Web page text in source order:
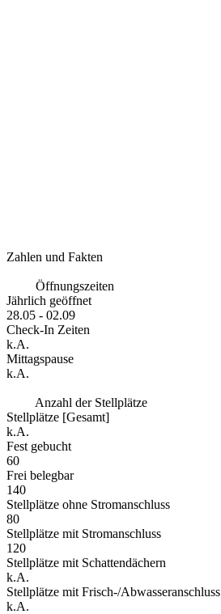
Zahlen und Fakten
Öffnungszeiten
Jährlich geöffnet
28.05 - 02.09
Check-In Zeiten
k.A.
Mittagspause
k.A.
Anzahl der Stellplätze
Stellplätze [Gesamt]
k.A.
Fest gebucht
60
Frei belegbar
140
Stellplätze ohne Stromanschluss
80
Stellplätze mit Stromanschluss
120
Stellplätze mit Schattendächern
k.A.
Stellplätze mit Frisch-/Abwasseranschluss
k.A.